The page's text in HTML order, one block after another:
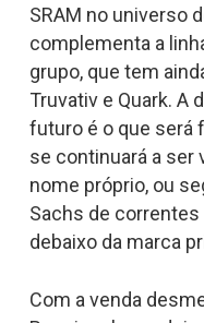
SRAM no universo
complementa a
grupo, que tem
Truvativ e Quark. A
futuro é o que será
se continuará a ser
nome próprio, ou
Sachs de
debaixo da marca
Com a venda